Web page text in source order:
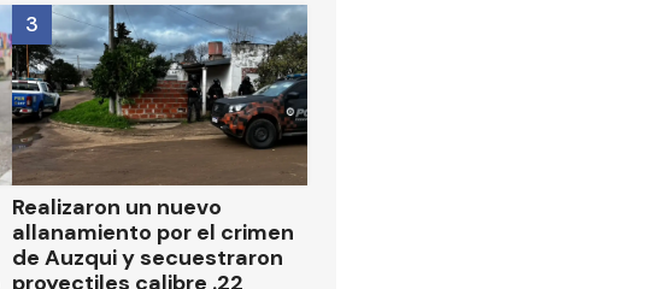
Realizaron un nuevo
allanamiento por el crimen
de Auzqui y secuestraron
3